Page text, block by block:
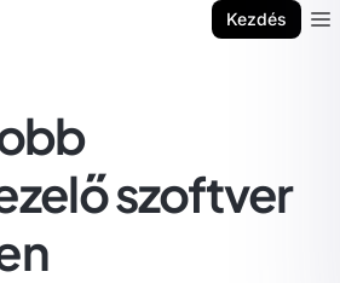
Kezdés
szoftver